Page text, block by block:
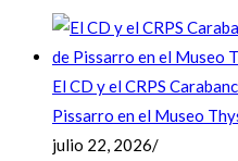
El CD y el CRPS
Pissarro en el Museo
julio 22, 2026/